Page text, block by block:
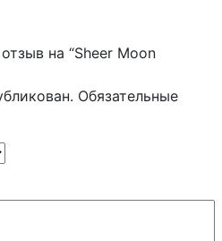
на “Sheer Moon
Обязательные